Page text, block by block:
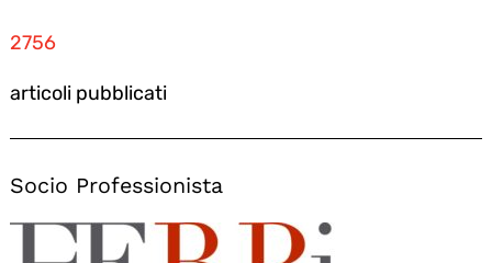
2756
articoli pubblicati
Socio Professionista